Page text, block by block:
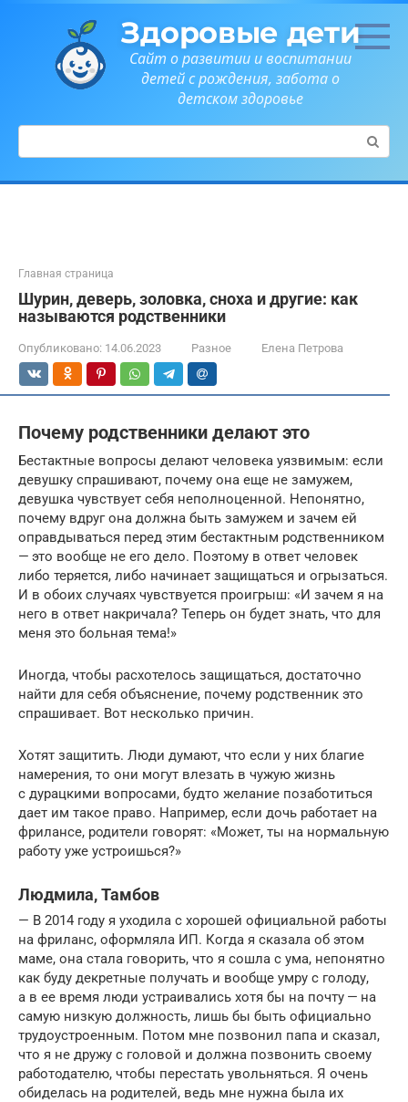
Здоровые дети
Сайт о развитии и воспитании
детей с рождения, забота о
детском здоровье
Поиск:
Главная страница
Шурин, деверь, золовка, сноха и другие: как
называются родственники
Опубликовано: 14.06.2023 Разное Елена Петрова
Почему родственники делают это
Бестактные вопросы делают человека уязвимым: если
девушку спрашивают, почему она еще не замужем,
девушка чувствует себя неполноценной. Непонятно,
почему вдруг она должна быть замужем и зачем ей
оправдываться перед этим бестактным родственником
— это вообще не его дело. Поэтому в ответ человек
либо теряется, либо начинает защищаться и огрызаться.
И в обоих случаях чувствуется проигрыш: «И зачем я на
него в ответ накричала? Теперь он будет знать, что для
меня это больная тема!»
Иногда, чтобы расхотелось защищаться, достаточно
найти для себя объяснение, почему родственник это
спрашивает. Вот несколько причин.
Хотят защитить. Люди думают, что если у них благие
намерения, то они могут влезать в чужую жизнь
с дурацкими вопросами, будто желание позаботиться
дает им такое право. Например, если дочь работает на
фрилансе, родители говорят: «Может, ты на нормальную
работу уже устроишься?»
Людмила, Тамбов
— В 2014 году я уходила с хорошей официальной работы
на фриланс, оформляла ИП. Когда я сказала об этом
маме, она стала говорить, что я сошла с ума, непонятно
как буду декретные получать и вообще умру с голоду,
а в ее время люди устраивались хотя бы на почту — на
самую низкую должность, лишь бы быть официально
трудоустроенным. Потом мне позвонил папа и сказал,
что я не дружу с головой и должна позвонить своему
работодателю, чтобы перестать увольняться. Я очень
обиделась на родителей, ведь мне нужна была их